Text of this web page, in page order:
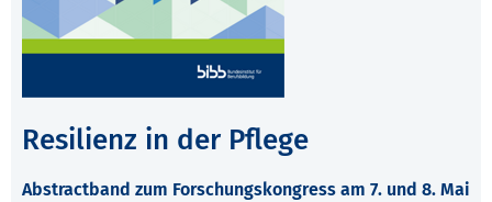
Resilienz in der Pflege
Abstractband zum Forschungskongress am 7. und 8. Mai